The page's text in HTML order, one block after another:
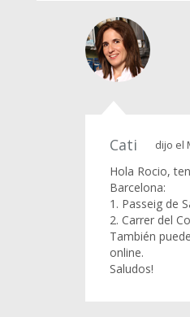
Cati dijo el
Hola Rocio,
Barcelona:
1. Passeig de
2. Carrer del
También
online.
Saludos!